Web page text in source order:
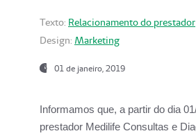
Texto: Relacionamento do prestador
Design: Marketing
01 de janeiro, 2019
Informamos que, a partir do dia
prestador Medilife Consultas e